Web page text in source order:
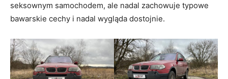
seksownym samochodem, ale nadal zachowuje typowe
bawarskie cechy i nadal wygląda dostojnie.